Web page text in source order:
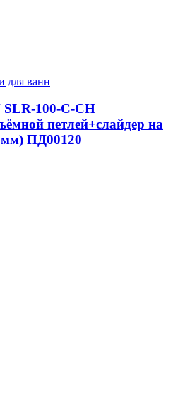
для ванн
100-C-CH
петлей+слайдер на
ПД00120